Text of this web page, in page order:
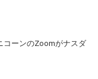
ーンのZoomがナスダ